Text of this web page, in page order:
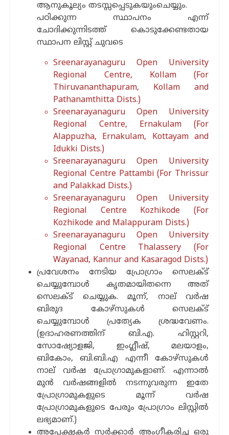
ആനുകൂല്യം തടസ്സപ്പെടുകയുംചെയ്യും.
പഠിക്കുന്ന സ്ഥാപനം എന്ന്
ചോദിക്കുന്നിടത്ത് കൊടുക്കേണ്ടതായ
സ്ഥാപന ലിസ്റ്റ് ചുവടെ
Sreenarayanaguru Open University
Regional Centre, Kollam (For
Thiruvananthapuram, Kollam and
Pathanamthitta Dists.)
Sreenarayanaguru Open University
Regional Centre, Ernakulam (For
Alappuzha, Ernakulam, Kottayam and
Idukki Dists.)
Sreenarayanaguru Open University
Regional Centre Pattambi (For Thrissur
and Palakkad Dists.)
Sreenarayanaguru Open University
Regional Centre Kozhikode (For
Kozhikode and Malappuram Dists.)
Sreenarayanaguru Open University
Regional Centre Thalassery (For
Wayanad, Kannur and Kasaragod Dists.)
പ്രവേശനം നേടിയ പ്രോഗ്രാം സെലക്ട്
ചെയ്യുമ്പോള്‍ കൃതമായിതന്നെ അത്
സെലക്ട് ചെയ്യുക. മൂന്ന്, നാല് വര്‍ഷ
ബിരുദ കോഴ്സുകള്‍ സെലക്ട്
ചെയ്യുമ്പോള്‍ പ്രത്യേക ശ്രദ്ധവേണം.
(ഉദാഹരണത്തിന് ബി.എ. ഹിസ്റ്ററി,
സോഷ്യോളജി, ഇംഗ്ലീഷ്, മലയാളം,
ബികോം, ബി.ബി.എ എന്നീ കോഴ്സുകള്‍
നാല് വര്‍ഷ പ്രോഗ്രാമുകളാണ്. എന്നാല്‍
മുന്‍ വര്‍ഷങ്ങളില്‍ നടന്നുവരുന്ന ഇതേ
പ്രോഗ്രാമുകളുടെ മൂന്ന് വര്‍ഷ
പ്രോഗ്രാമുകളുടെ പേരും പ്രോഗ്രാം ലിസ്റ്റില്‍
ലഭ്യമാണ്.)
അപേക്ഷകർ സര്‍ക്കാര്‍ അംഗീകരിച്ച ഒരു